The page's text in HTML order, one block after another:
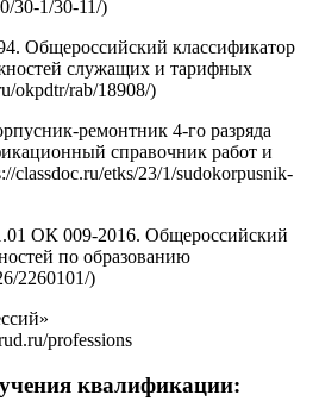
30-1/30-11/)
Общероссийский классификатор
служащих и тарифных
okpdtr/rab/18908/)
ремонтник 4-го разряда
справочник работ и
classdoc.ru/etks/23/1/sudokorpusnik-
ОК 009-2016. Общероссийский
по образованию
2260101/)
professions
квалификации: